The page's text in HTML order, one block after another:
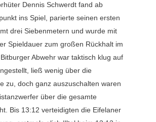
Dennis Schwerdt fand ab
ins Spiel, parierte seinen ersten
drei Siebenmetern und wurde mit
Spieldauer zum großen Rückhalt im
Abwehr war taktisch klug auf
ließ wenig über die
zu, doch ganz auszuschalten waren
über die gesamte
Bis 13:12 verteidigten die Eifelaner